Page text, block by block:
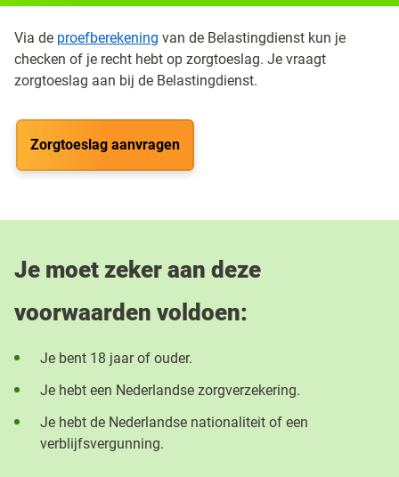
Via de proefberekening van de Belastingdienst kun je
checken of je recht hebt op zorgtoeslag. Je vraagt
zorgtoeslag aan bij de Belastingdienst.
Zorgtoeslag aanvragen
Je moet zeker aan deze
voorwaarden voldoen:
Je bent 18 jaar of ouder.
Je hebt een Nederlandse zorgverzekering.
Je hebt de Nederlandse nationaliteit of een
verblijfsvergunning.